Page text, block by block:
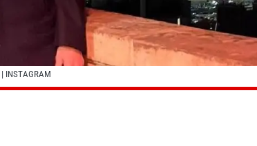
| INSTAGRAM